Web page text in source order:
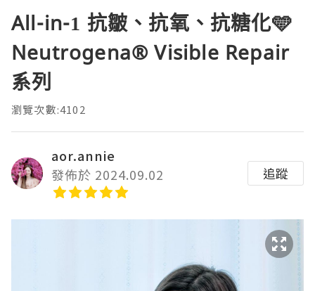
All-in-1 抗皺、抗氧、抗糖化🩵
Neutrogena®️ Visible Repair
系列
瀏覽次數:4102
aor.annie
發佈於 2024.09.02
追蹤